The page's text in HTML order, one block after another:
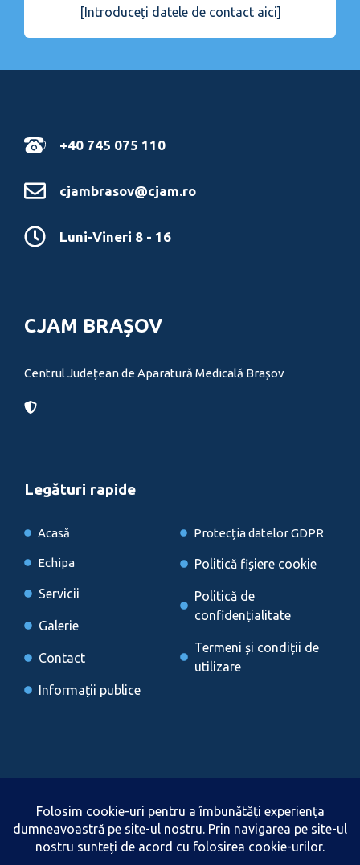
[Introduceți datele de contact aici]
+40 745 075 110
cjambrasov@cjam.ro
Luni-Vineri 8 - 16
CJAM BRAȘOV
Centrul Județean de Aparatură Medicală Brașov
Legături rapide
Acasă
Echipa
Servicii
Galerie
Contact
Informații publice
Protecția datelor GDPR
Politică fișiere cookie
Politică de
confidențialitate
Termeni și condiții de
utilizare
Brașov